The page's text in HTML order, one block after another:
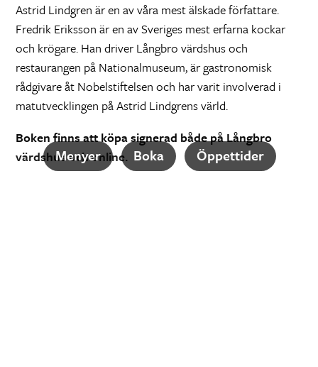
Astrid Lindgren är en av våra mest älskade författare.
Fredrik Eriksson är en av Sveriges mest erfarna kockar
och krögare. Han driver Långbro värdshus och
restaurangen på Nationalmuseum, är gastronomisk
rådgivare åt Nobelstiftelsen och har varit involverad i
matutvecklingen på Astrid Lindgrens värld.
Boken finns att köpa signerad både på Långbro
värdshus och online.
Menyer Boka Öppet­tider